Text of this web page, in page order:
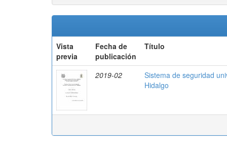
Vista
previa
Fecha de
publicación
Título
2019-02
Sistema de seguridad
Hidalgo